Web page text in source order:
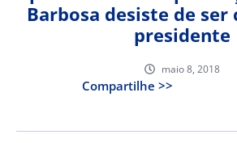
Barbosa desiste de ser
presidente
maio 8, 2018
Compartilhe >>